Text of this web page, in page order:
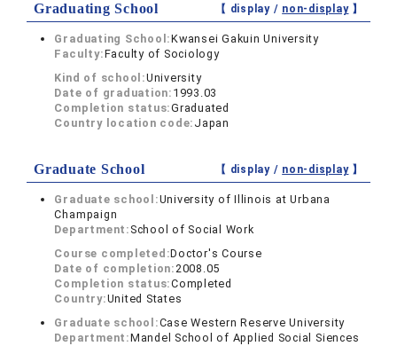
Graduating School 【 display / non-display】
Graduating School:Kwansei Gakuin University
Faculty:Faculty of Sociology
Kind of school:University
Date of graduation: 1993.03
Completion status:Graduated
Country location code: Japan
Graduate School 【 display / non-display】
Graduate school:University of Illinois at Urbana
Champaign
Department: School of Social Work
Course completed:Doctor's Course
Date of completion:2008.05
Completion status:Completed
Country:United States
Graduate school:Case Western Reserve University
Department:Mandel School of Applied Social Siences